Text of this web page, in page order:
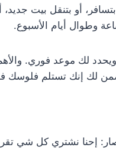
أو بتنقل بيت
ويحدد لك موعد فوري.
لك إنك تستلم فلوسك
إحنا نشتري كل شي